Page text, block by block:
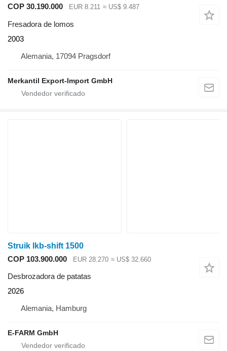
COP 30.190.000 EUR 8.211 ≈ US$ 9.487
Fresadora de lomos
2003
Alemania, 17094 Pragsdorf
Merkantil Export-Import GmbH
Struik lkb-shift 1500
COP 103.900.000
EUR 28.270 ≈ US$ 32.660
Desbrozadora de patatas
2026
Alemania, Hamburg
E-FARM GmbH